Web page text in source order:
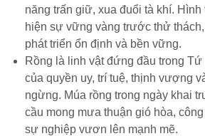
năng trấn giữ, xua đuổi tà khí.
hiện sự vững vàng trước thử
phát triển ổn định và bền vững.
Rồng là linh vật đứng đầu trong
của quyền uy, trí tuệ, thịnh vượng
ngừng. Múa rồng trong ngày khai
cầu mong mưa thuận gió hòa,
sự nghiệp vươn lên mạnh mẽ.